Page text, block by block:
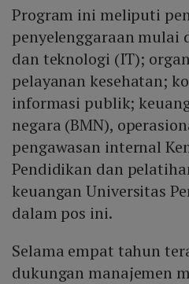
Program ini meliputi
penyelenggaraan mulai
dan teknologi (IT);
pelayanan kesehatan;
informasi publik;
negara (BMN),
pengawasan internal
Pendidikan dan
keuangan Universitas
dalam pos ini.
Selama empat tahun
dukungan manajemen